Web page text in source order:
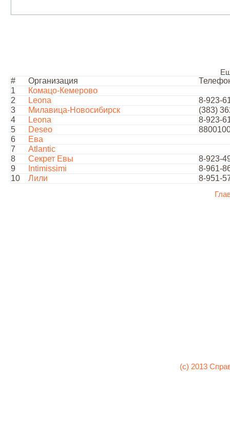
# Организация
1
Комацо-Кемерово
2
Leona
8-923-
3
Милавица-Новосибирск
(383)
4
Leona
8-923-
5
Deseo
6
Ева
7
Atlantic
8
Секрет Евы
8-923-
9
Intimissimi
8-961-
10
Лили 8-951-
(c) 2013